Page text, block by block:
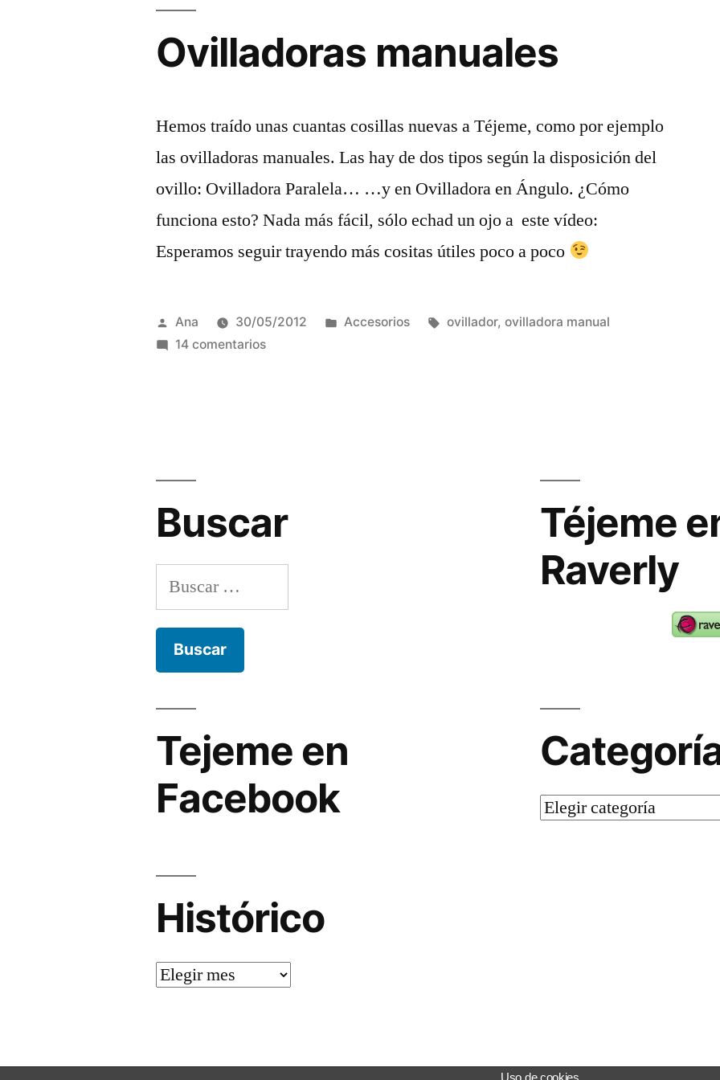
Ovilladoras manuales
Hemos traído unas cuantas cosillas nuevas a Téjeme, como por ejemplo
las ovilladoras manuales. Las hay de dos tipos según la disposición del
ovillo: Ovilladora Paralela… …y en Ovilladora en Ángulo. ¿Cómo
funciona esto? Nada más fácil, sólo echad un ojo a este vídeo:
Esperamos seguir trayendo más cositas útiles poco a poco
Publicada
por
Ana 30/05/2012
Publicada
Accesorios Etiquetas:
ovillador, ovilladora manual
14 comentariosen
Buscar
Buscar:
Téjeme
Raverly
Tejeme en
Facebook
Categorías
Histórico
Histórico
El blog de tejeme,Funciona gracias a WordPress. Uso de cookies